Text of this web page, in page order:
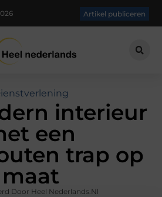
Artikel publiceren
interieur
een
trap op
maat
Door Heel Nederlands.nl